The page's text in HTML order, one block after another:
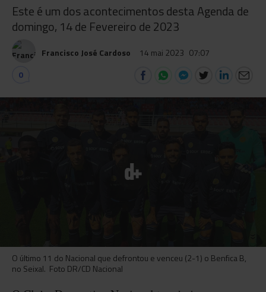
Este é um dos acontecimentos desta Agenda de
domingo, 14 de Fevereiro de 2023
Francisco José Cardoso 14 mai 2023 07:07
0
O último 11 do Nacional que defrontou e venceu (2-1) o Benfica B,
no Seixal. Foto DR/CD Nacional